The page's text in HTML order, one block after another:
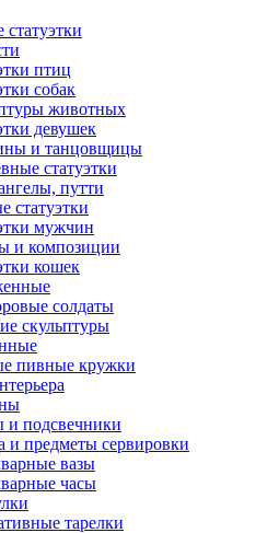
птиц
собак
животных
девушек
и танцовщицы
статуэтки
путти
статуэтки
мужчин
и композиции
кошек
солдаты
скульптуры
пивные кружки
подсвечники
и предметы сервировки
вазы
часы
тарелки